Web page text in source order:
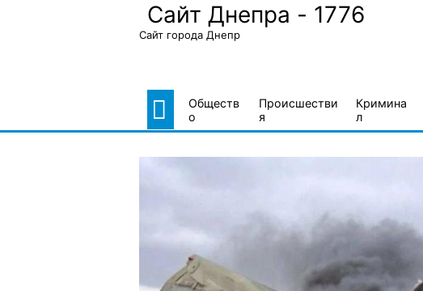
Сайт Днепра - 1776
Сайт города Днепр
Обществ
о
Происшестви
я
Кримина
л